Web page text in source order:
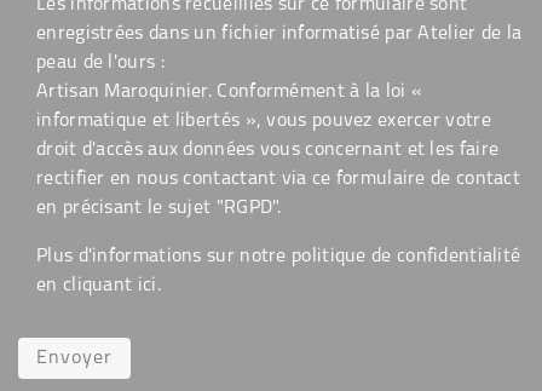
Les informations recueillies sur ce formulaire sont
enregistrées dans un fichier informatisé par Atelier de la
peau de l'ours :
Artisan Maroquinier. Conformément à la loi «
informatique et libertés », vous pouvez exercer votre
droit d'accès aux données vous concernant et les faire
rectifier en nous contactant via ce formulaire de contact
en précisant le sujet "RGPD".
Plus d'informations sur notre politique de confidentialité
en cliquant ici.
Envoyer